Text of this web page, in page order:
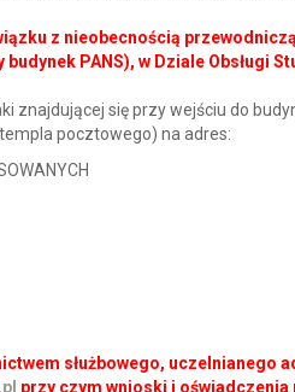
z nieobecnością
PANS), w Dziale Obsługi
znajdującej się przy wejściu do
pocztowego) na adres:
służbowego, uczelnianego
przy czym wnioski i